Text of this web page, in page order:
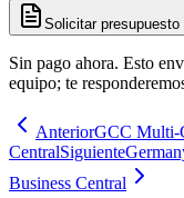
Solicitar presupuesto
Sin pago ahora. Esto
equipo; te
AnteriorGCC Multi-
CentralSiguiente
Business Central